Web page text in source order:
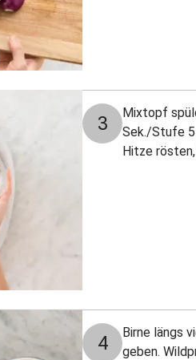
3
Mixtopf
Sek./Stufe 5
Hitze
4
Birne längs
geben.